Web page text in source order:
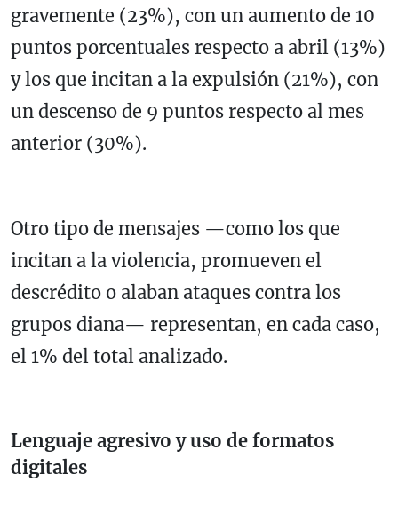
gravemente (23%), con un aumento de 10
puntos porcentuales respecto a abril (13%)
y los que incitan a la expulsión (21%), con
un descenso de 9 puntos respecto al mes
anterior (30%).
Otro tipo de mensajes —como los que
incitan a la violencia, promueven el
descrédito o alaban ataques contra los
grupos diana— representan, en cada caso,
el 1% del total analizado.
Lenguaje agresivo y uso de formatos
digitales